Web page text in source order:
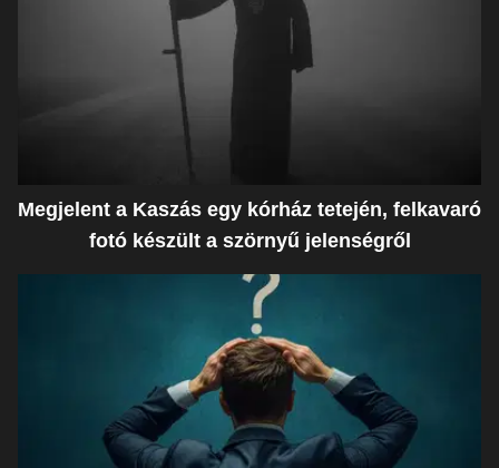
Megjelent a Kaszás egy kórház tetején, felkavaró
fotó készült a szörnyű jelenségről